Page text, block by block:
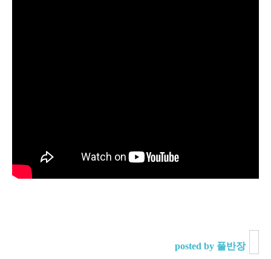
posted by 풀반장